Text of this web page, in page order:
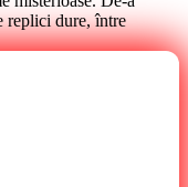
replici dure, între